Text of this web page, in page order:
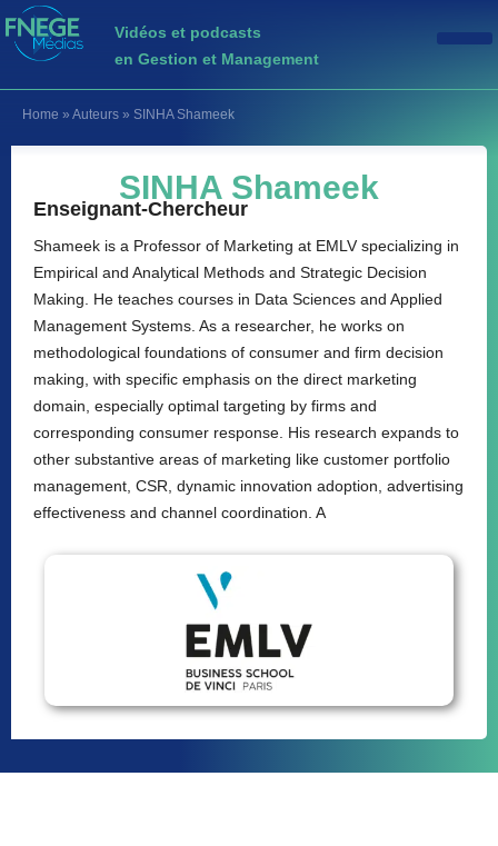
Vidéos et podcasts
en Gestion et Management
Home » Auteurs » SINHA Shameek
SINHA Shameek
Enseignant-Chercheur
Shameek is a Professor of Marketing at EMLV specializing in
Empirical and Analytical Methods and Strategic Decision
Making. He teaches courses in Data Sciences and Applied
Management Systems. As a researcher, he works on
methodological foundations of consumer and firm decision
making, with specific emphasis on the direct marketing
domain, especially optimal targeting by firms and
corresponding consumer response. His research expands to
other substantive areas of marketing like customer portfolio
management, CSR, dynamic innovation adoption, advertising
effectiveness and channel coordination. A